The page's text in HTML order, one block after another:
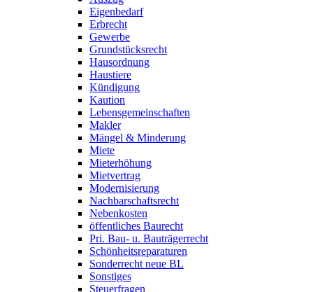
Eigenbedarf
Erbrecht
Gewerbe
Grundstücksrecht
Hausordnung
Haustiere
Kündigung
Kaution
Lebensgemeinschaften
Makler
Mängel & Minderung
Miete
Mieterhöhung
Mietvertrag
Modernisierung
Nachbarschaftsrecht
Nebenkosten
öffentliches Baurecht
Pri. Bau- u. Bauträgerrecht
Schönheitsreparaturen
Sonderrecht neue BL
Sonstiges
Steuerfragen